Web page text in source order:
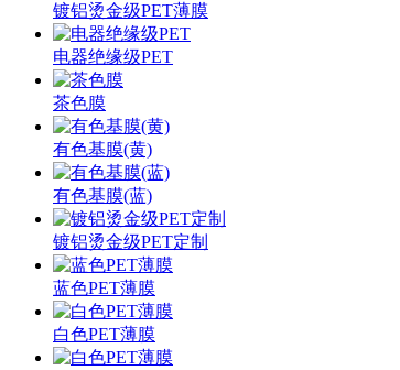
镀铝烫金级PET薄膜
电器绝缘级PET
茶色膜
有色基膜(黄)
有色基膜(蓝)
镀铝烫金级PET定制
蓝色PET薄膜
白色PET薄膜